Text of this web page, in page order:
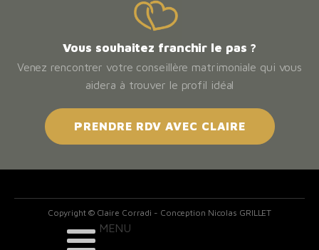
Vous souhaitez franchir le pas ?
Venez rencontrer votre conseillère matrimoniale qui vous
aidera à trouver le profil idéal
PRENDRE RDV AVEC CLAIRE
Copyright © Claire Corradi - Conception Nicolas GRILLET